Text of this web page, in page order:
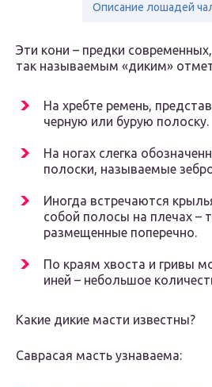
Описание лошадей
Эти кони – предки
так называемым «диким»
На хребте ремень,
черную или бурую полоску.
На ногах слегка
полоски, называемые
Иногда встречаются
собой полосы на плечах –
размещенные поперечно.
По краям хвоста и гривы
иней – небольшое
Какие дикие масти известны?
Саврасая масть узнаваема: